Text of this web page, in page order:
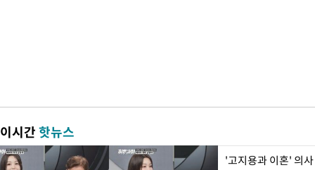
이시간핫뉴스
'고지용과 이혼' 의